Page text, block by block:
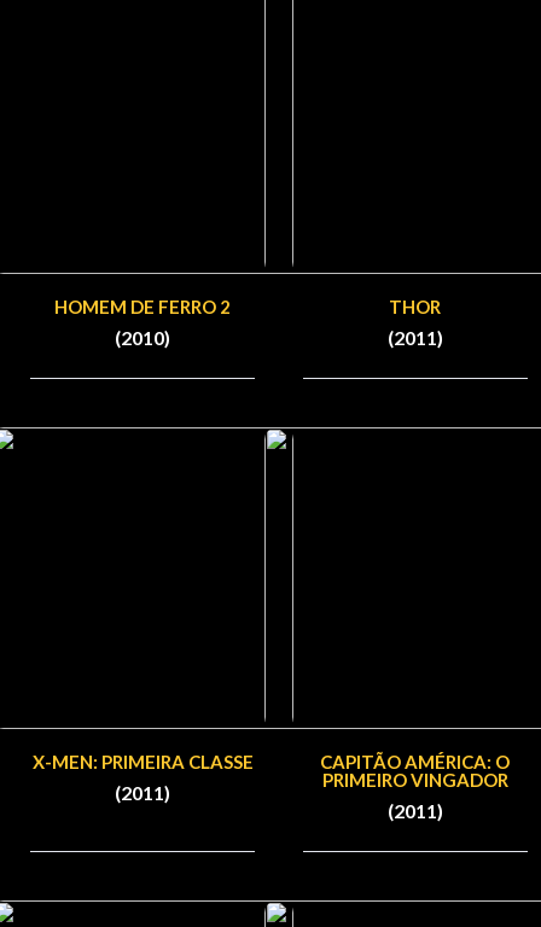
HOMEM DE FERRO 2
(2010)
THOR
(2011)
X-MEN: PRIMEIRA CLASSE
(2011)
CAPITÃO AMÉRICA: O
PRIMEIRO VINGADOR
(2011)